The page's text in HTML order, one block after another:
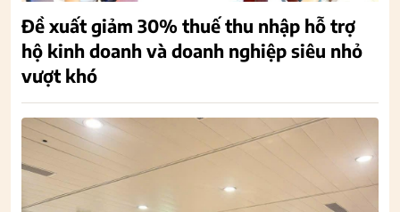
Đề xuất giảm 30% thuế thu nhập hỗ trợ
hộ kinh doanh và doanh nghiệp siêu nhỏ
vượt khó